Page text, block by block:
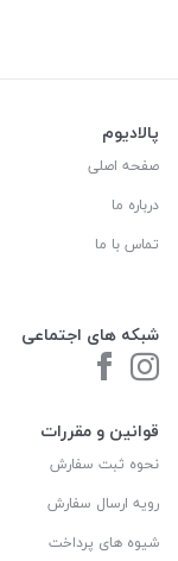
پالادیوم
صفحه اصلی
درباره ما
تماس با ما
شبکه های اجتماعی
قوانین و مقررات
نحوه ثبت سفارش
رویه ارسال سفارش
شیوه های پرداخت